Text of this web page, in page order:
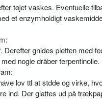
tøjet vaskes. Eventuelle
et enzymholdigt
gnides pletten med
nogle dråber terpentinolie.
lov ttl at stdde og virke,
ind. Der glattes ud på